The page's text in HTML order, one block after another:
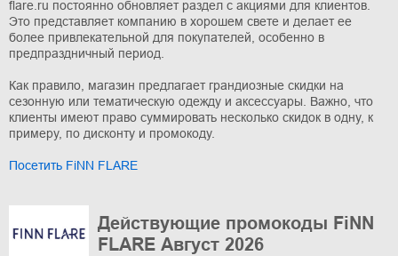
flare.ru постоянно обновляет раздел с акциями для клиентов.
Это представляет компанию в хорошем свете и делает ее
более привлекательной для покупателей, особенно в
предпраздничный период.
Как правило, магазин предлагает грандиозные скидки на
сезонную или тематическую одежду и аксессуары. Важно, что
клиенты имеют право суммировать несколько скидок в одну, к
примеру, по дисконту и промокоду.
Посетить FiNN FLARE
Действующие промокоды FiNN
FLARE Август 2026